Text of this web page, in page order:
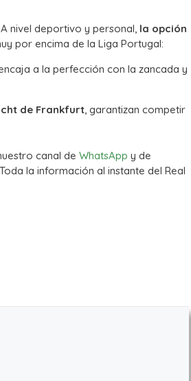
nivel deportivo y personal, la opción
por encima de la Liga Portugal:
a la perfección con la zancada y
de Frankfurt, garantizan competir
canal de WhatsApp y de
la información al instante del Real